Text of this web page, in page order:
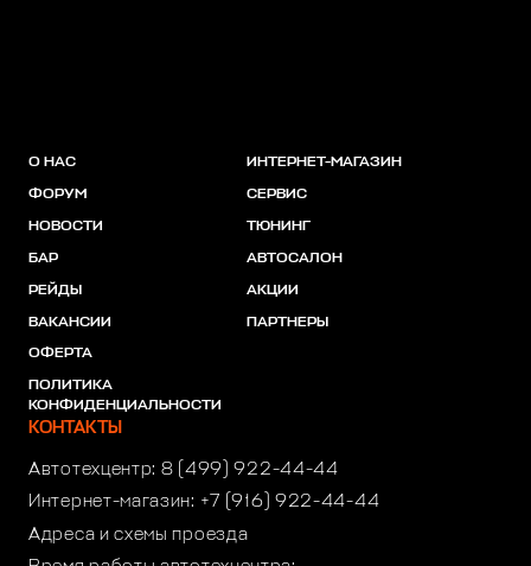
О НАС
ФОРУМ
НОВОСТИ
БАР
РЕЙДЫ
ВАКАНСИИ
ОФЕРТА
ПОЛИТИКА
КОНФИДЕНЦИАЛЬНОСТИ
ИНТЕРНЕТ-МАГАЗИН
СЕРВИС
ТЮНИНГ
АВТОСАЛОН
АКЦИИ
ПАРТНЕРЫ
КОНТАКТЫ
Автотехцентр: 8 (499) 922-44-44
Интернет-магазин: +7 (916) 922-44-44
Адреса и схемы проезда